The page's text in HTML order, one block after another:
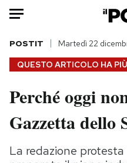
HOME
Italia
Politica
Tecnologia
QUESTO ARTICOLO HA
POSTIT Martedì 22
Perché oggi
Gazzetta dello
La redazione